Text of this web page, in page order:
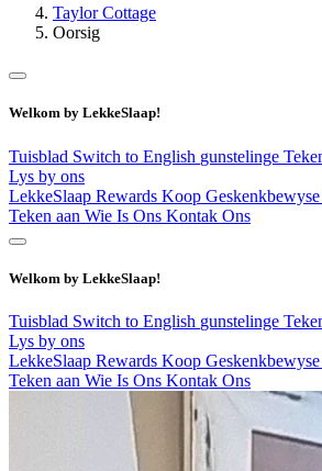
Taylor Cottage
Oorsig
Welkom by LekkeSlaap!
Tuisblad Switch to English gunstelinge
Lys by ons
LekkeSlaap Rewards Koop Geskenkbewyse
Teken aan Wie Is Ons Kontak Ons
Welkom by LekkeSlaap!
Tuisblad Switch to English gunstelinge
Lys by ons
LekkeSlaap Rewards Koop Geskenkbewyse
Teken aan Wie Is Ons Kontak Ons